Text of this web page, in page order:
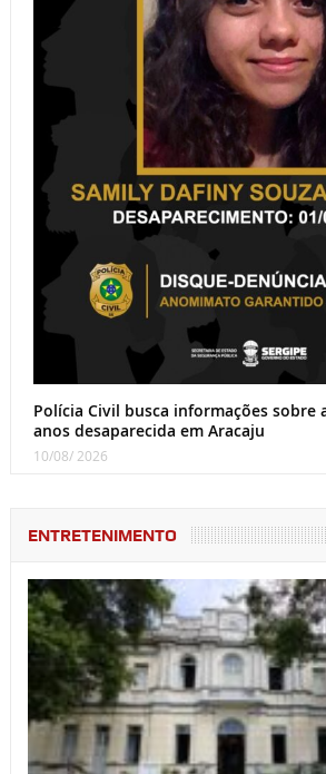
Polícia Civil busca informações sobre
anos desaparecida em Aracaju
10/08/ 2026
ENTRETENIMENTO